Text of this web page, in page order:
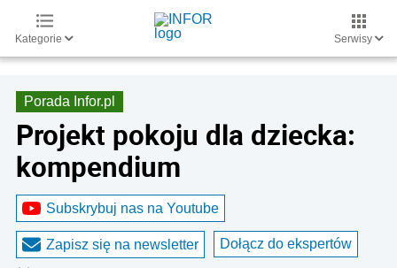
Kategorie Serwisy
Porada Infor.pl
Projekt pokoju dla dziecka:
kompendium
Subskrybuj nas na Youtube
Zapisz się na newsletter Dołącz do ekspertów